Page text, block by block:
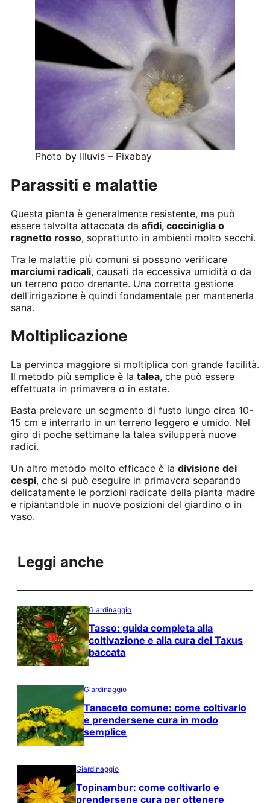
Photo by Illuvis – Pixabay
Parassiti e malattie
Questa pianta è generalmente resistente, ma può
essere talvolta attaccata da afidi, cocciniglia o
ragnetto rosso, soprattutto in ambienti molto secchi.
Tra le malattie più comuni si possono verificare
marciumi radicali, causati da eccessiva umidità o da
un terreno poco drenante. Una corretta gestione
dell’irrigazione è quindi fondamentale per mantenerla
sana.
Moltiplicazione
La pervinca maggiore si moltiplica con grande facilità.
Il metodo più semplice è la talea, che può essere
effettuata in primavera o in estate.
Basta prelevare un segmento di fusto lungo circa 10-
15 cm e interrarlo in un terreno leggero e umido. Nel
giro di poche settimane la talea svilupperà nuove
radici.
Un altro metodo molto efficace è la divisione dei
cespi, che si può eseguire in primavera separando
delicatamente le porzioni radicate della pianta madre
e ripiantandole in nuove posizioni del giardino o in
vaso.
Leggi anche
Giardinaggio
Tasso: guida completa alla
coltivazione e alla cura del Taxus
baccata
Giardinaggio
Tanaceto comune: come coltivarlo
e prendersene cura in modo
semplice
Giardinaggio
Topinambur: come coltivarlo e
prendersene cura per ottenere